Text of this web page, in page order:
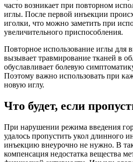
часто возникает при повторном
иглы. После первой инъекции
иголки, что можно заметить при
увеличительного приспособления.
Повторное использование иглы для
вызывает травмирование тканей в
обуславливает болевую
Поэтому важно использовать при
новую иглу.
Что будет, если
При нарушении режима введения
удалось пропустить укол длинного
инъекцию внеурочно не нужно. В
компенсация недостатка вещества